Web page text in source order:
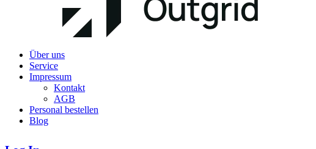
Über uns
Service
Impressum
Kontakt
AGB
Personal bestellen
Blog